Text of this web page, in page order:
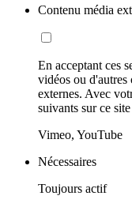
Contenu média
En acceptant ces
vidéos ou d'autres
externes. Avec
suivants sur ce
Vimeo, YouTube
Nécessaires
Toujours actif